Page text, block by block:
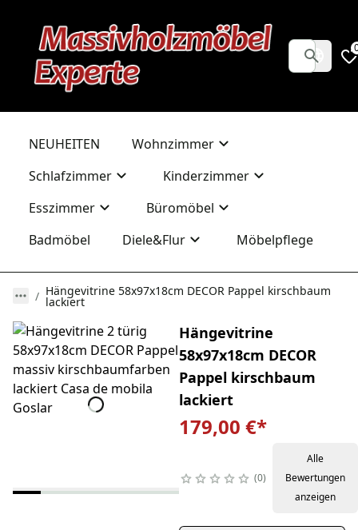
NEUHEITEN
Wohnzimmer
Schlafzimmer
Kinderzimmer
Esszimmer
Büromöbel
Badmöbel
Diele&Flur Möbelpflege
Hängevitrine 58x97x18cm DECOR Pappel kirschbaum
lackiert
Hängevitrine
58x97x18cm DECOR
Pappel kirschbaum
lackiert
179,00 €*
0
Alle
Bewertungen
anzeigen